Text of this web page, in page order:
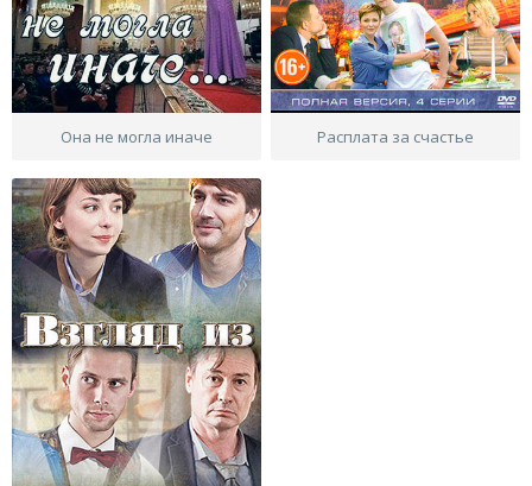
Она не могла иначе Расплата за счастье